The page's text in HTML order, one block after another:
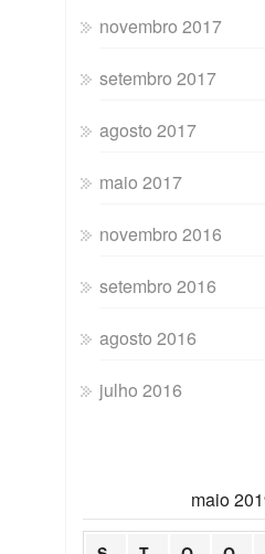
novembro 2017
setembro 2017
agosto 2017
maio 2017
novembro 2016
setembro 2016
agosto 2016
julho 2016
maio